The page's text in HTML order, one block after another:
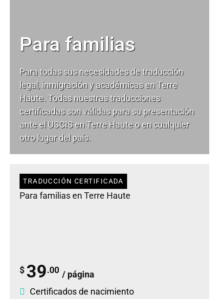
Para familias
Para todas sus necesidades detraducción
legal, inmigración y académicas en Terre
Haute. Todas nuestras traducciones
certificadas son válidas para su presentación
ante el USCIS en Terre Haute o en cualquier
otro lugar del país.
TRADUCCIÓN CERTIFICADA
Para familias en Terre Haute
$ 39.00 / página
Certificados de nacimiento